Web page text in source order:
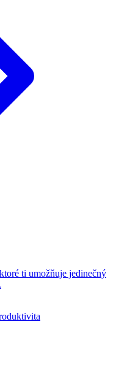
ti umožňuje jedinečný